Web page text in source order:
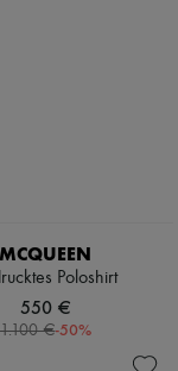
MCQUEEN
Poloshirt
550 €
1.100 €-50%